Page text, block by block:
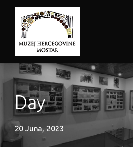
Day
20 Juna, 2023